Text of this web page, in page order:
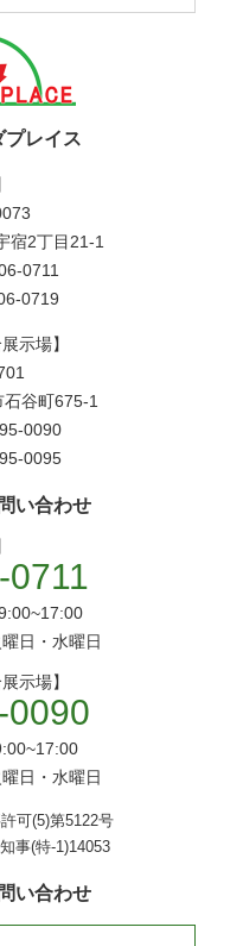
プレイス
宿2丁目21-1
0711
0719
示場】
谷町675-1
0090
0095
い合わせ
0711
日・水曜日
示場】
0090
日・水曜日
可(5)第5122号
事(特-1)14053
い合わせ